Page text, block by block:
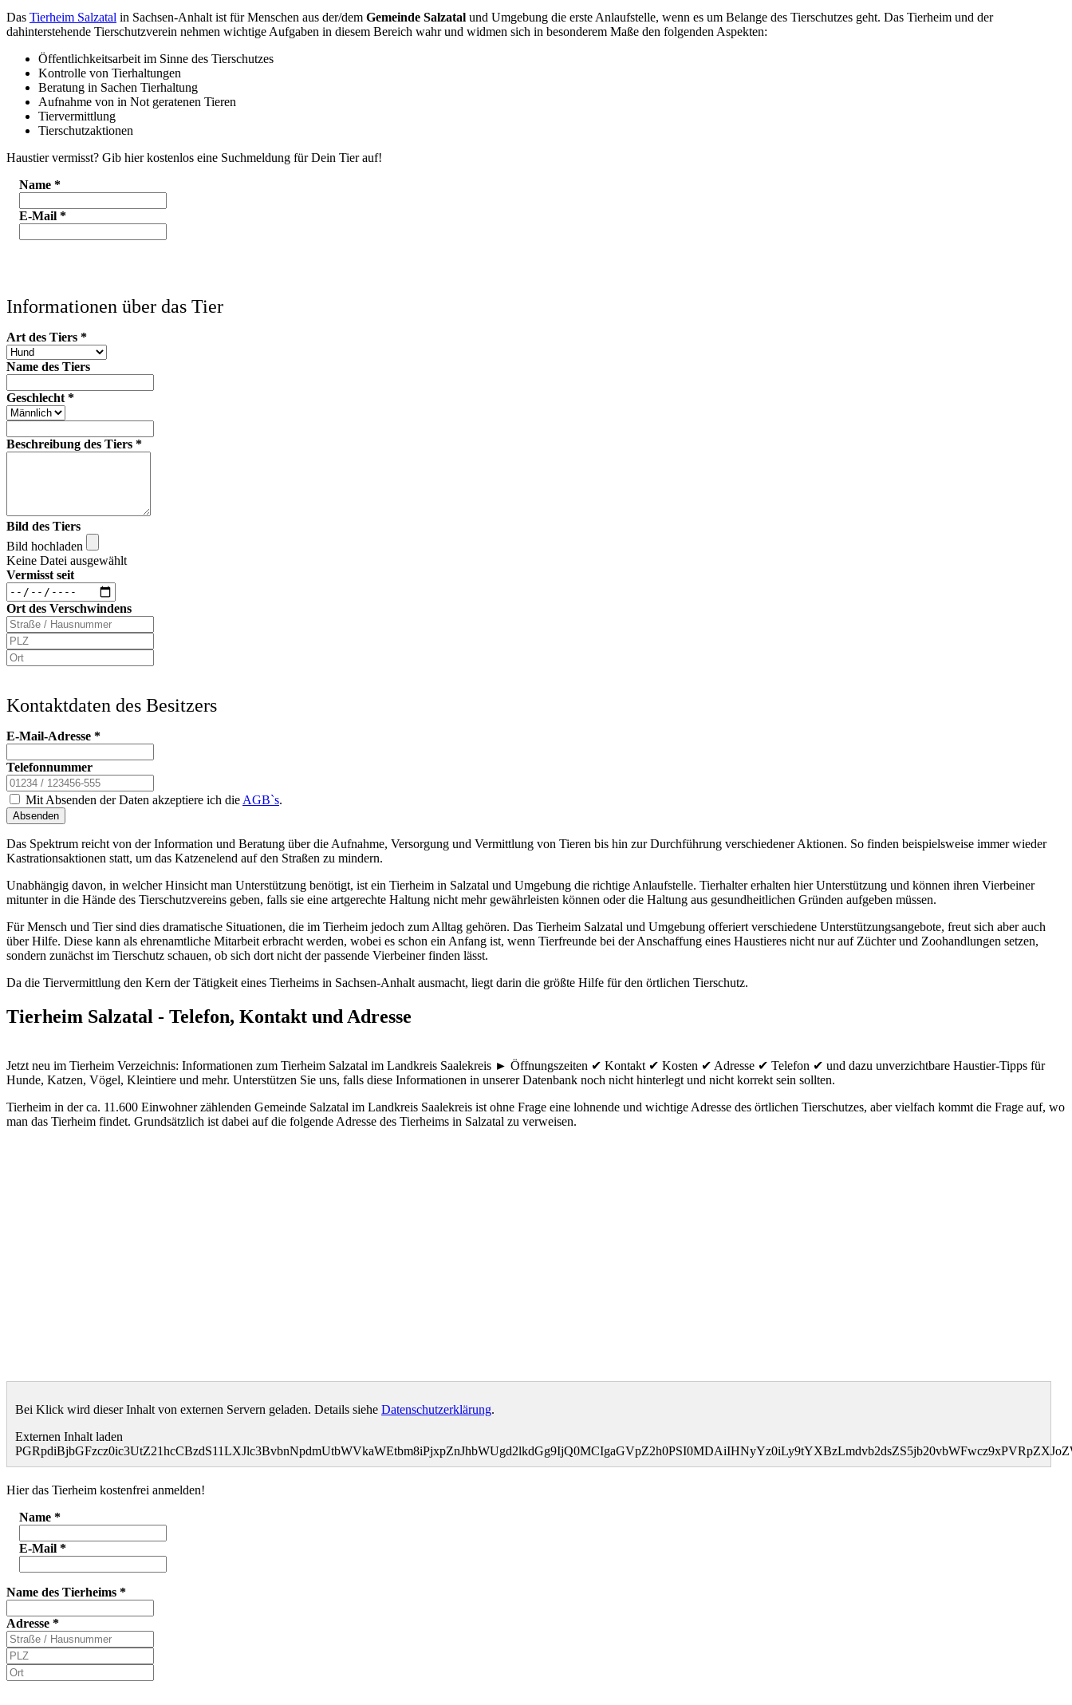
Das Tierheim Salzatal in Sachsen-Anhalt ist für Menschen aus der/dem Gemeinde Salzatal und Umgebung die erste Anlaufstelle, wenn es um Belange des Tierschutzes geht. Das Tierheim und der
dahinterstehende Tierschutzverein nehmen wichtige Aufgaben in diesem Bereich wahr und widmen sich in besonderem Maße den folgenden Aspekten:
Öffentlichkeitsarbeit im Sinne des Tierschutzes
Kontrolle von Tierhaltungen
Beratung in Sachen Tierhaltung
Aufnahme von in Not geratenen Tieren
Tiervermittlung
Tierschutzaktionen
Haustier vermisst? Gib hier kostenlos eine Suchmeldung für Dein Tier auf!
Name *
E-Mail *
Informationen über das Tier
Art des Tiers *
Name des Tiers
Geschlecht *
Beschreibung des Tiers *
Bild des Tiers
Bild hochladen
Keine Datei ausgewählt
Vermisst seit
Ort des Verschwindens
Kontaktdaten des Besitzers
E-Mail-Adresse *
Telefonnummer
Mit Absenden der Daten akzeptiere ich die AGB`s.
Absenden
Das Spektrum reicht von der Information und Beratung über die Aufnahme, Versorgung und Vermittlung von Tieren bis hin zur Durchführung verschiedener Aktionen. So finden beispielsweise immer wieder
Kastrationsaktionen statt, um das Katzenelend auf den Straßen zu mindern.
Unabhängig davon, in welcher Hinsicht man Unterstützung benötigt, ist ein Tierheim in Salzatal und Umgebung die richtige Anlaufstelle. Tierhalter erhalten hier Unterstützung und können ihren Vierbeiner
mitunter in die Hände des Tierschutzvereins geben, falls sie eine artgerechte Haltung nicht mehr gewährleisten können oder die Haltung aus gesundheitlichen Gründen aufgeben müssen.
Für Mensch und Tier sind dies dramatische Situationen, die im Tierheim jedoch zum Alltag gehören. Das Tierheim Salzatal und Umgebung offeriert verschiedene Unterstützungsangebote, freut sich aber auch
über Hilfe. Diese kann als ehrenamtliche Mitarbeit erbracht werden, wobei es schon ein Anfang ist, wenn Tierfreunde bei der Anschaffung eines Haustieres nicht nur auf Züchter und Zoohandlungen setzen,
sondern zunächst im Tierschutz schauen, ob sich dort nicht der passende Vierbeiner finden lässt.
Da die Tiervermittlung den Kern der Tätigkeit eines Tierheims in Sachsen-Anhalt ausmacht, liegt darin die größte Hilfe für den örtlichen Tierschutz.
Tierheim Salzatal - Telefon, Kontakt und Adresse
Jetzt neu im Tierheim Verzeichnis: Informationen zum Tierheim Salzatal im Landkreis Saalekreis ► Öffnungszeiten ✔ Kontakt ✔ Kosten ✔ Adresse ✔ Telefon ✔ und dazu unverzichtbare Haustier-Tipps für
Hunde, Katzen, Vögel, Kleintiere und mehr. Unterstützen Sie uns, falls diese Informationen in unserer Datenbank noch nicht hinterlegt und nicht korrekt sein sollten.
Tierheim in der ca. 11.600 Einwohner zählenden Gemeinde Salzatal im Landkreis Saalekreis ist ohne Frage eine lohnende und wichtige Adresse des örtlichen Tierschutzes, aber vielfach kommt die Frage auf, wo
man das Tierheim findet. Grundsätzlich ist dabei auf die folgende Adresse des Tierheims in Salzatal zu verweisen.
Bei Klick wird dieser Inhalt von externen Servern geladen. Details siehe Datenschutzerklärung.
Externen Inhalt laden
Hier das Tierheim kostenfrei anmelden!
Name *
E-Mail *
Name des Tierheims *
Adresse *